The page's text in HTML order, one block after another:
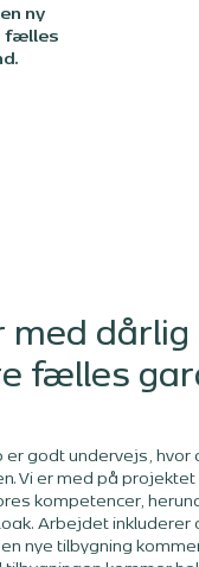
ny
fælles
med dårlig
fælles
er godt undervejs, hvor
Vi er med på
kompetencer,
Arbejdet inkluderer
nye tilbygning